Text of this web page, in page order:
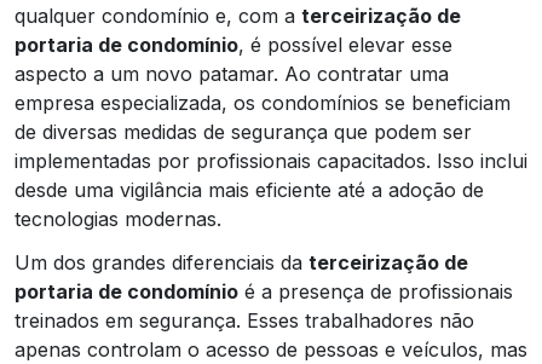
qualquer condomínio e, com a terceirização de
portaria de condomínio, é possível elevar esse
aspecto a um novo patamar. Ao contratar uma
empresa especializada, os condomínios se beneficiam
de diversas medidas de segurança que podem ser
implementadas por profissionais capacitados. Isso inclui
desde uma vigilância mais eficiente até a adoção de
tecnologias modernas.
Um dos grandes diferenciais da terceirização de
portaria de condomínio é a presença de profissionais
treinados em segurança. Esses trabalhadores não
apenas controlam o acesso de pessoas e veículos, mas